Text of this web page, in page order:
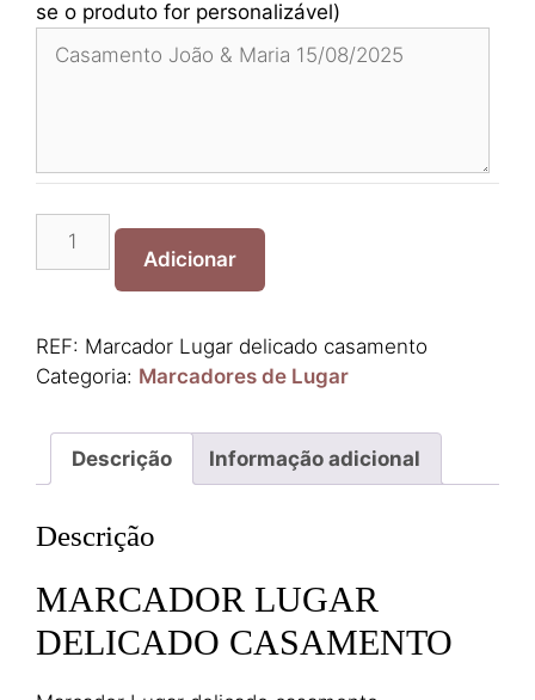
se o produto for personalizável)
Quantidade
Marcador
Delicado
Casamento
Adicionar
REF: Marcador Lugar delicado casamento
Categoria: Marcadores de Lugar
Descrição Informação adicional
Descrição
MARCADOR LUGAR
DELICADO CASAMENTO